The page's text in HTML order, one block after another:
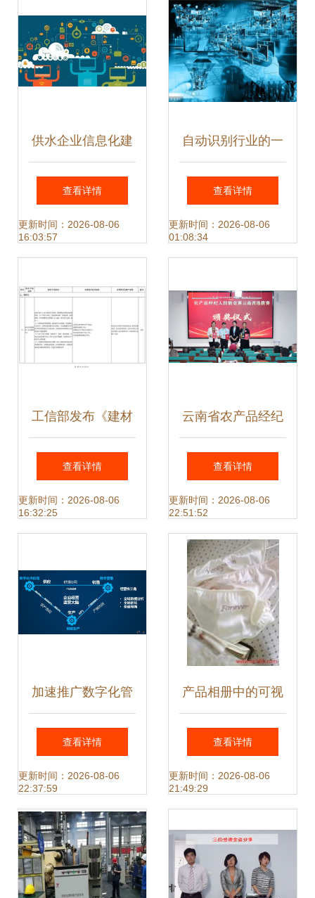
供水企业信息化建
设研究与技术推广
查看详情
更新时间：2026-08-06
16:03:57
自动识别行业的一
场技术革命——射
频识别技术推广
查看详情
更新时间：2026-08-06
01:08:34
工信部发布《建材
工业鼓励推广应用
的技术和产品目录
助力绿色转型与技
术创新
查看详情
更新时间：2026-08-06
16:32:25
云南省农产品经纪
人技能赛在云经管
圆满收官
查看详情
更新时间：2026-08-06
22:51:52
加速推广数字化管
理 赋能工业企业创
新发展的关键路径
查看详情
更新时间：2026-08-06
22:37:59
产品相册中的可视
化叙事 星萍科技远
红外技术推广的视
查看详情
更新时间：2026-08-06
21:49:29